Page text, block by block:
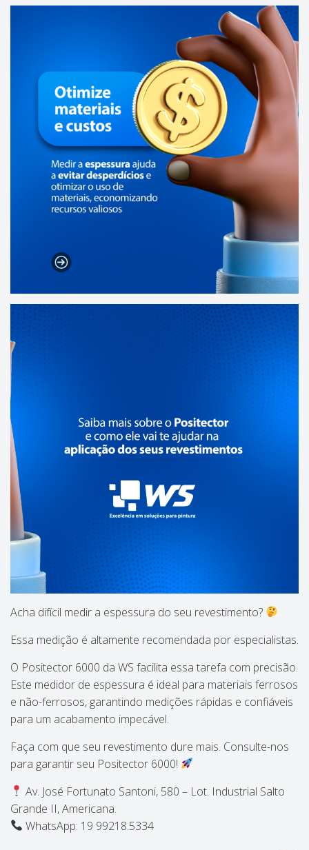
Acha difícil medir a espessura do seu revestimento?
Essa medição é altamente recomendada por especialistas.
O Positector 6000 da WS facilita essa tarefa com precisão.
Este medidor de espessura é ideal para materiais ferrosos
e não-ferrosos, garantindo medições rápidas e confiáveis
para um acabamento impecável.
Faça com que seu revestimento dure mais. Consulte-nos
para garantir seu Positector 6000!
Av. José Fortunato Santoni, 580 – Lot. Industrial Salto
Grande II, Americana.
WhatsApp: 19 99218.5334